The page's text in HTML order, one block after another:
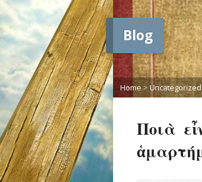
Blog
Home> Uncategorized
Ποιὰ